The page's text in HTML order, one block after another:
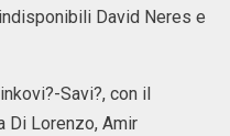
David Neres e
Savi?, con il
Lorenzo, Amir